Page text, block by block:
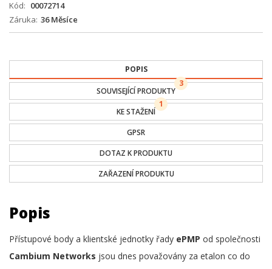
Kód
00072714
Záruka 36 Měsíce
POPIS
SOUVISEJÍCÍ PRODUKTY
3
KE STAŽENÍ
1
GPSR
DOTAZ K PRODUKTU
ZAŘAZENÍ PRODUKTU
Popis
Přístupové body a klientské jednotky řady ePMP od společnosti
Cambium Networks jsou dnes považovány za etalon co do